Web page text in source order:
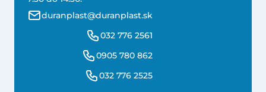
duranplast@duranplast.sk
032 776 2561
0905 780 862
032 776 2525